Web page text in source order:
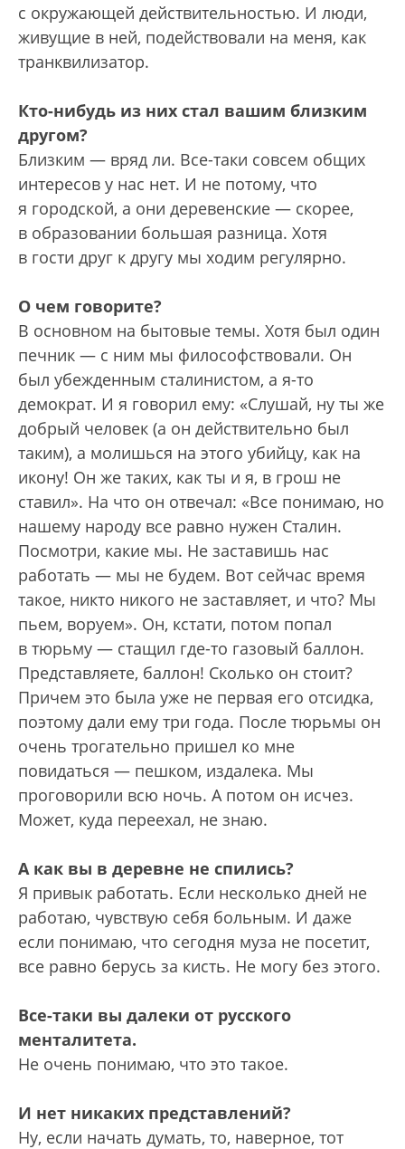
с окружающей действительностью. И люди,
живущие в ней, подействовали на меня, как
транквилизатор.
Кто-нибудь из них стал вашим близким
другом?
Близким — вряд ли. Все-таки совсем общих
интересов у нас нет. И не потому, что
я городской, а они деревенские — скорее,
в образовании большая разница. Хотя
в гости друг к другу мы ходим регулярно.
О чем говорите?
В основном на бытовые темы. Хотя был один
печник — с ним мы философствовали. Он
был убежденным сталинистом, а я-то
демократ. И я говорил ему: «Слушай, ну ты же
добрый человек (а он действительно был
таким), а молишься на этого убийцу, как на
икону! Он же таких, как ты и я, в грош не
ставил». На что он отвечал: «Все понимаю, но
нашему народу все равно нужен Сталин.
Посмотри, какие мы. Не заставишь нас
работать — мы не будем. Вот сейчас время
такое, никто никого не заставляет, и что? Мы
пьем, воруем». Он, кстати, потом попал
в тюрьму — стащил где-то газовый баллон.
Представляете, баллон! Сколько он стоит?
Причем это была уже не первая его отсидка,
поэтому дали ему три года. После тюрьмы он
очень трогательно пришел ко мне
повидаться — пешком, издалека. Мы
проговорили всю ночь. А потом он исчез.
Может, куда переехал, не знаю.
А как вы в деревне не спились?
Я привык работать. Если несколько дней не
работаю, чувствую себя больным. И даже
если понимаю, что сегодня муза не посетит,
все равно берусь за кисть. Не могу без этого.
Все-таки вы далеки от русского
менталитета.
Не очень понимаю, что это такое.
И нет никаких представлений?
Ну, если начать думать, то, наверное, тот